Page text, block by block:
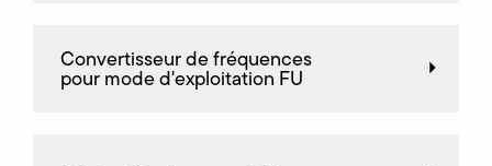
Convertisseur de fréquences
pour mode d'exploitation FU